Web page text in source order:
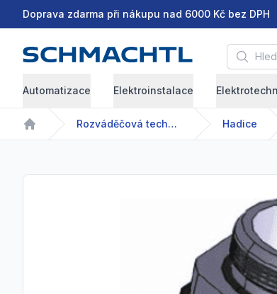
Doprava zdarma při nákupu nad 6000 Kč bez DPH
Hledat
Automatizace Elektroinstalace
Home
Rozváděčová technika Hadice